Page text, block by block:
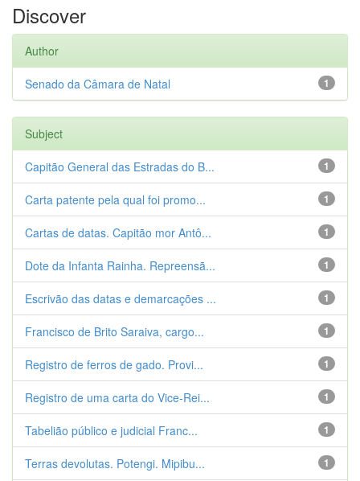
Discover
Author
1
Senado da Câmara de Natal
Subject
1
Capitão General das Estradas do B...
1
Carta patente pela qual foi promo...
1
Cartas de datas. Capitão mor Antô...
1
Dote da Infanta Rainha. Repreensã...
1
Escrivão das datas e demarcações ...
1
Francisco de Brito Saraiva, cargo...
1
Registro de ferros de gado. Provi...
1
Registro de uma carta do Vice-Rei...
1
Tabelião público e judicial Franc...
1
Terras devolutas. Potengi. Mipibu...